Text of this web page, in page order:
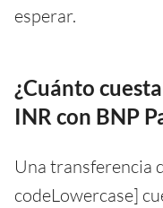
esperar.
¿Cuánto
INR con BNP
Una transferencia
codeLowercase]